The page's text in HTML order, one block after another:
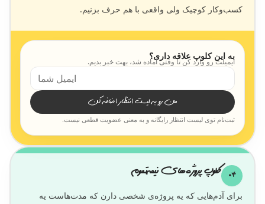
کسب‌وکار کوچیک ولی واقعی با هم حرف بزنیم.
به این کلوپ علاقه داری؟
ایمیلت رو وارد کن تا وقتی آماده شد، بهت خبر بدیم.
من رو به لیست انتظار اضافه کن
ثبت‌نام توی لیست انتظار رایگانه و به معنی عضویت قطعی نیست.
04 کلوپ پروژه‌های نیمه‌تموم
برای آدم‌هایی که یه پروژه‌ی شخصی دارن که مدت‌هاست یه